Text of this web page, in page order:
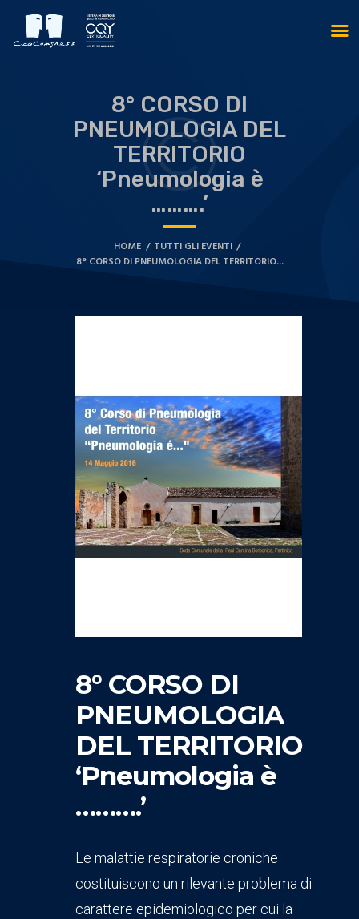
8° CORSO DI
PNEUMOLOGIA DEL
TERRITORIO
‘Pneumologia è
……….’
HOME
TUTTI GLI EVENTI
8° CORSO DI PNEUMOLOGIA DEL TERRITORIO...
8° CORSO DI
PNEUMOLOGIA
DEL TERRITORIO
‘Pneumologia è
……….’
Le malattie respiratorie croniche
costituiscono un rilevante problema di
carattere epidemiologico per cui la